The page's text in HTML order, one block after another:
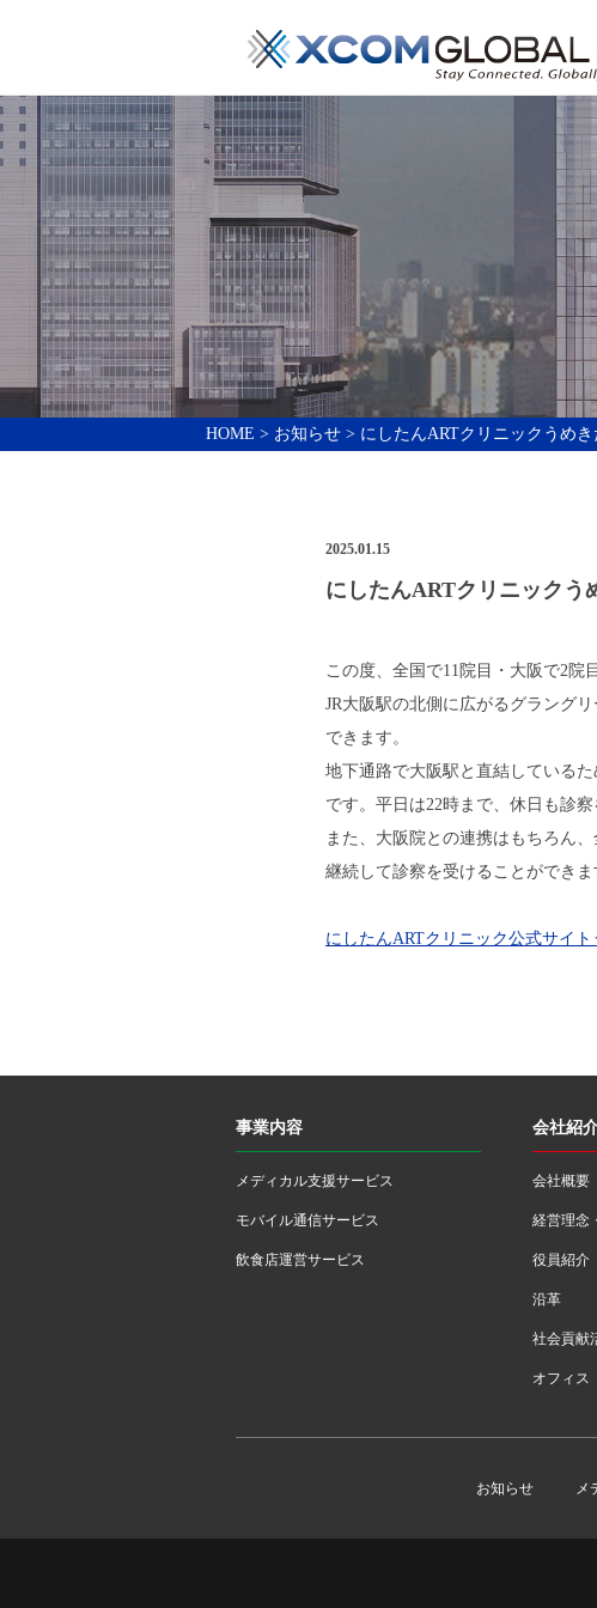
HOME > お知らせ > にしたんARTクリニックうめ
2025.01.15
にしたんARTクリニックう
この度、全国で11院目・大阪で2院
JR大阪駅の北側に広がるグラング
できます。
地下通路で大阪駅と直結している
です。平日は22時まで、休日も診察
また、大阪院との連携はもちろん
継続して診察を受けることができま
にしたんARTクリニック公式サイ
事業内容
メディカル支援サービス
モバイル通信サービス
飲食店運営サービス
会社紹
会社概要
経営理念
役員紹介
沿革
社会貢献
オフィス
お知らせ メ